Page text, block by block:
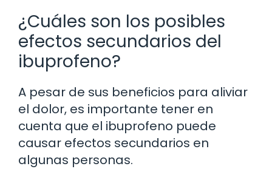
¿Cuáles son los posibles
efectos secundarios del
ibuprofeno?
A pesar de sus beneficios para aliviar
el dolor, es importante tener en
cuenta que el ibuprofeno puede
causar efectos secundarios en
algunas personas.